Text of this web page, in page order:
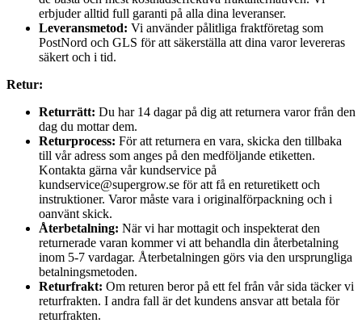
erbjuder alltid full garanti på alla dina leveranser.
Leveransmetod: Vi använder pålitliga fraktföretag som
PostNord och GLS för att säkerställa att dina varor levereras
säkert och i tid.
Retur:
Returrätt: Du har 14 dagar på dig att returnera varor från den
dag du mottar dem.
Returprocess: För att returnera en vara, skicka den tillbaka
till vår adress som anges på den medföljande etiketten.
Kontakta gärna vår kundservice på
kundservice@supergrow.se för att få en returetikett och
instruktioner. Varor måste vara i originalförpackning och i
oanvänt skick.
Återbetalning: När vi har mottagit och inspekterat den
returnerade varan kommer vi att behandla din återbetalning
inom 5-7 vardagar. Återbetalningen görs via den ursprungliga
betalningsmetoden.
Returfrakt: Om returen beror på ett fel från vår sida täcker vi
returfrakten. I andra fall är det kundens ansvar att betala för
returfrakten.